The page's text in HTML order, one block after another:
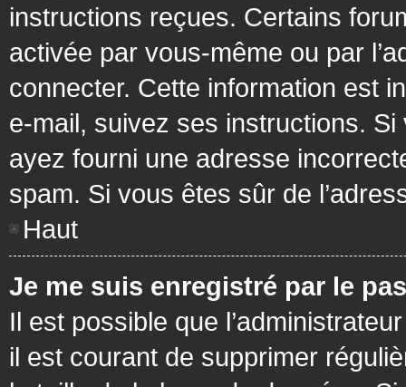
instructions reçues. Certains
activée par vous-même ou par
connecter. Cette information est
e-mail, suivez ses instructions. Si
ayez fourni une adresse
spam. Si vous êtes sûr de
Haut
Je me suis enregistré par le
Il est possible que
il est courant de supprimer